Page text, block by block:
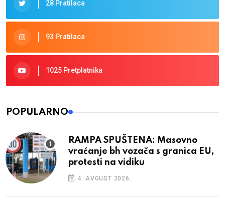
28 Pratilaca
93 Pratilaca
1025 Pretplatnika
POPULARNO
RAMPA SPUŠTENA: Masovno
vraćanje bh vozača s granica EU,
protesti na vidiku
4. AVGUST 2026.